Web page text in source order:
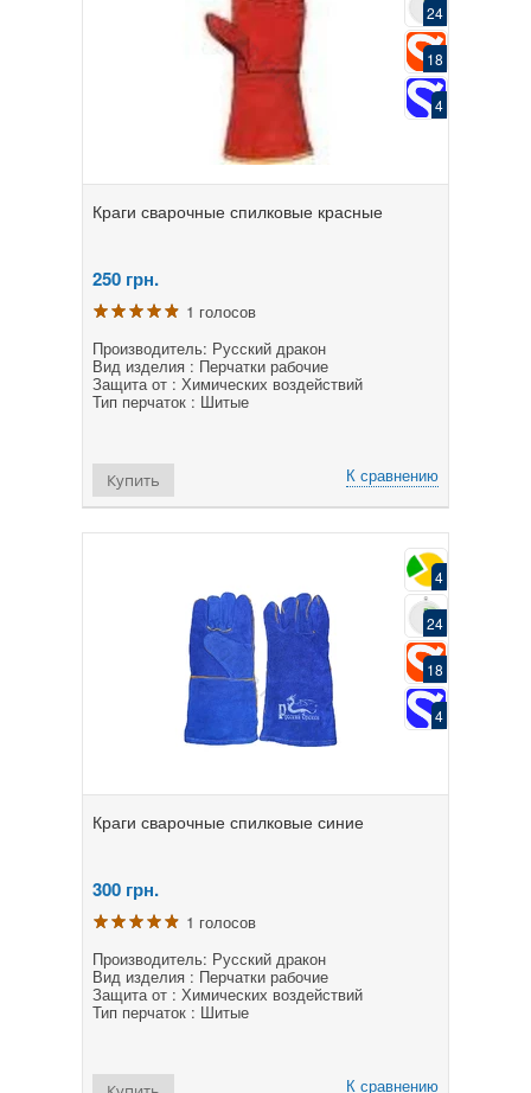
24
18
4
Краги сварочные спилковые красные
250 грн.
1 голосов
Производитель: Русский дракон
Вид изделия : Перчатки рабочие
Защита от : Химических воздействий
Тип перчаток : Шитые
К сравнению
Купить
4
24
18
4
Краги сварочные спилковые синие
300 грн.
1 голосов
Производитель: Русский дракон
Вид изделия : Перчатки рабочие
Защита от : Химических воздействий
Тип перчаток : Шитые
К сравнению